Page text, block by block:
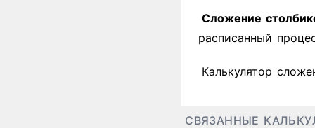
Сложение
расписанный
Калькулятор
СВЯЗАННЫЕ